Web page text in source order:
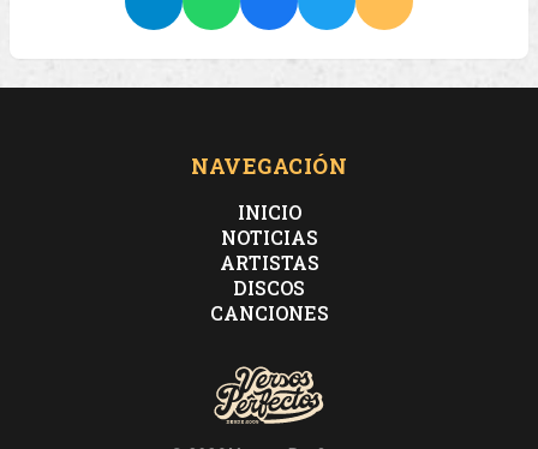
NAVEGACIÓN
INICIO
NOTICIAS
ARTISTAS
DISCOS
CANCIONES